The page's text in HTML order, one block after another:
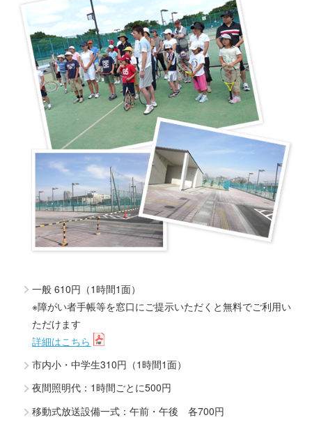
一般 610円（1時間1面）
※障がい者手帳等を窓口にご提示いただくと無料でご利用い
ただけます
詳細はこちら
市内小・中学生310円（1時間1面）
夜間照明代：1時間ごとに500円
移動式放送設備一式：午前・午後 各700円